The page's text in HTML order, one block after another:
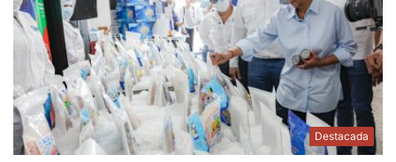
Destacada